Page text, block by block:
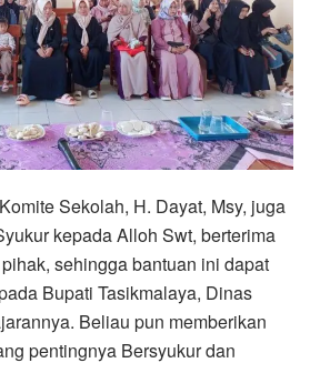
Sekolah, H. Dayat, Msy, juga
kepada Alloh Swt, berterima
sehingga bantuan ini dapat
Bupati Tasikmalaya, Dinas
Beliau pun memberikan
pentingnya Bersyukur dan